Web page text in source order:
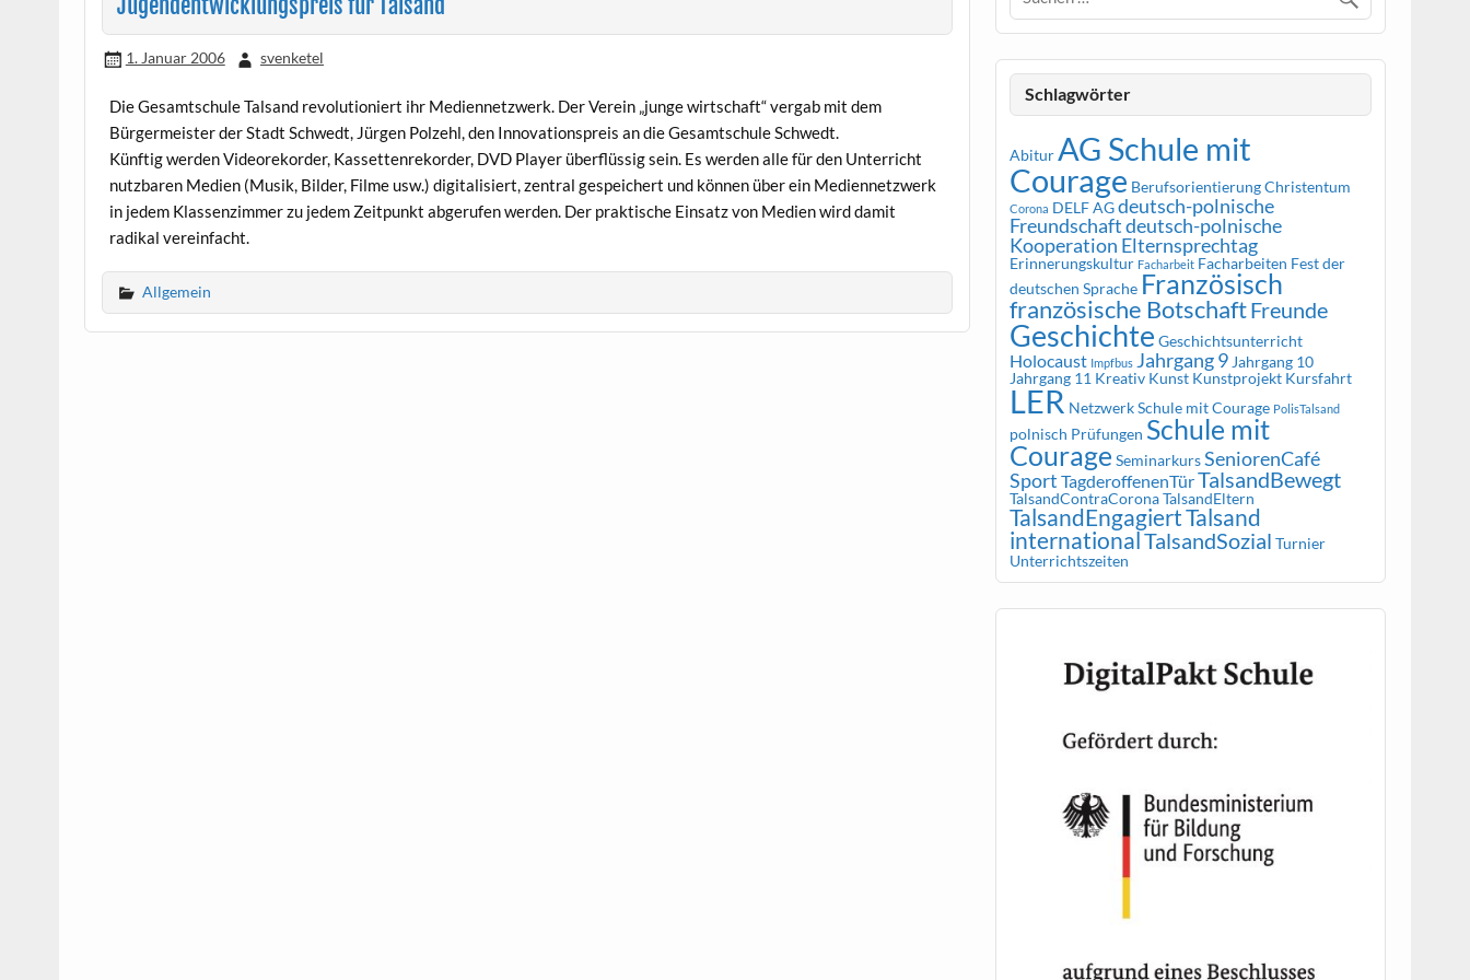
1. Januar 2006 svenketel
Die Gesamtschule Talsand revolutioniert ihr Mediennetzwerk. Der Verein „junge wirtschaft“ vergab mit dem
Bürgermeister der Stadt Schwedt, Jürgen Polzehl, den Innovationspreis an die Gesamtschule Schwedt.
Künftig werden Videorekorder, Kassettenrekorder, DVD Player überflüssig sein. Es werden alle für den Unterricht
nutzbaren Medien (Musik, Bilder, Filme usw.) digitalisiert, zentral gespeichert und können über ein Mediennetzwerk
in jedem Klassenzimmer zu jedem Zeitpunkt abgerufen werden. Der praktische Einsatz von Medien wird damit
radikal vereinfacht.
Allgemein
Schlagwörter
AbiturAG Schule mit
Courage BerufsorientierungChristentum
Corona DELF AGdeutsch-polnische
Freundschaftdeutsch-polnische
Kooperation Elternsprechtag
Erinnerungskultur Facharbeit Facharbeiten Fest der
deutschen Sprache Französisch
französische BotschaftFreunde
Geschichte Geschichtsunterricht
Holocaust Impfbus Jahrgang 9 Jahrgang 10
Jahrgang 11 Kreativ Kunst Kunstprojekt Kursfahrt
LER Netzwerk Schule mit Courage PolisTalsand
polnisch Prüfungen Schule mit
Courage SeminarkursSeniorenCafé
Sport TagderoffenenTürTalsandBewegt
TalsandContraCoronaTalsandEltern
TalsandEngagiertTalsand
internationalTalsandSozial Turnier
Unterrichtszeiten